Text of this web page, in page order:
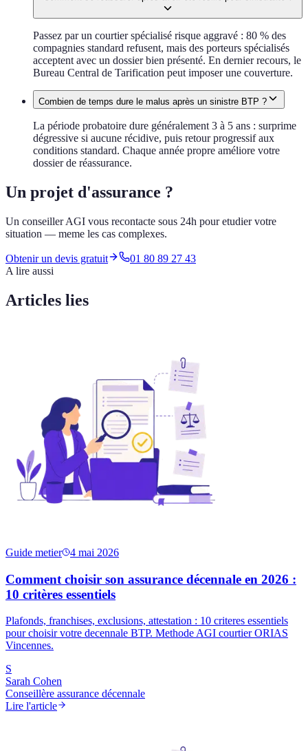
Passez par un courtier spécialisé risque aggravé : 80 % des
compagnies standard refusent, mais des porteurs spécialisés
acceptent avec un dossier bien présenté. En dernier recours, le
Bureau Central de Tarification peut imposer une couverture.
Combien de temps dure le malus après un sinistre BTP ?
La période probatoire dure généralement 3 à 5 ans : surprime
dégressive si aucune récidive, puis retour progressif aux
conditions standard. Chaque année propre améliore votre
dossier de réassurance.
Un projet d'assurance ?
Un conseiller AGI vous recontacte sous 24h pour etudier votre
situation — meme les cas complexes.
Obtenir un devis gratuit
01 80 89 27 43
A lire aussi
Articles lies
Guide metier 4 mai 2026
Comment choisir son assurance décennale en 2026 :
10 critères essentiels
Plafonds, franchises, exclusions, attestation : 10 criteres essentiels
pour choisir votre decennale BTP. Methode AGI courtier ORIAS
Vincennes.
S
Sarah Cohen
Conseillère assurance décennale
Lire l'article